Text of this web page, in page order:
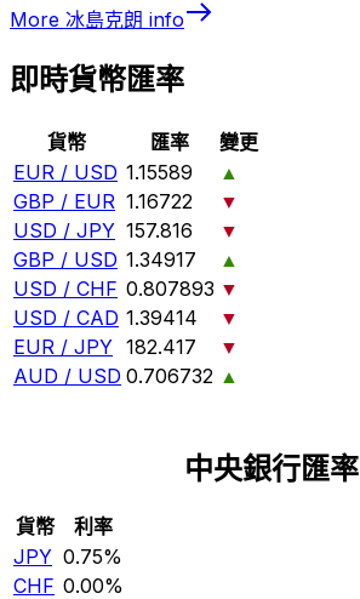
More 冰島克朗 info
即時貨幣匯率
貨幣 匯率
變更
EUR / USD 1.15589
▲
GBP / EUR 1.16722
▼
USD / JPY 157.816
▼
GBP / USD 1.34917
▲
USD / CHF 0.807893 ▼
USD / CAD 1.39414
▼
EUR / JPY 182.417
▼
AUD / USD 0.706732 ▲
中央銀行匯率
貨幣
利率
JPY 0.75%
CHF 0.00%